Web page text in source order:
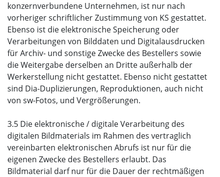
konzernverbundene Unternehmen, ist nur nach
vorheriger schriftlicher Zustimmung von KS gestattet.
Ebenso ist die elektronische Speicherung oder
Verarbeitungen von Bilddaten und Digitalausdrucken
für Archiv- und sonstige Zwecke des Bestellers sowie
die Weitergabe derselben an Dritte außerhalb der
Werkerstellung nicht gestattet. Ebenso nicht gestattet
sind Dia-Duplizierungen, Reproduktionen, auch nicht
von sw-Fotos, und Vergrößerungen.
3.5 Die elektronische / digitale Verarbeitung des
digitalen Bildmaterials im Rahmen des vertraglich
vereinbarten elektronischen Abrufs ist nur für die
eigenen Zwecke des Bestellers erlaubt. Das
Bildmaterial darf nur für die Dauer der rechtmäßigen